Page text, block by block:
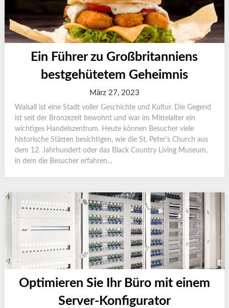
Ein Führer zu Großbritanniens
bestgehütetem Geheimnis
März 27, 2023
Walsall ist eine Stadt voller Geschichte und Kultur. Die Gegend
ist seit der Bronzezeit bewohnt und war im Mittelalter ein
wichtiges Handelszentrum. Heute können Besucher viele
historische Stätten besichtigen, wie die St. Peter’s Church aus
dem 12. Jahrhundert oder das Black Country Living Museum,
in dem die Besucher erfahren...
Optimieren Sie Ihr Büro mit einem
Server-Konfigurator